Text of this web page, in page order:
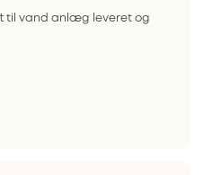
til vand anlæg leveret og